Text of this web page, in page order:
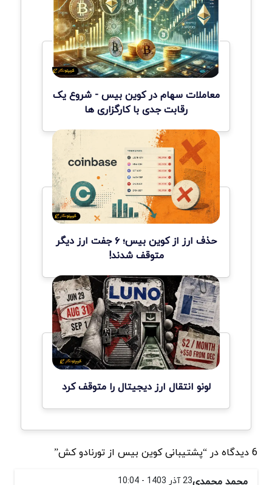
معاملات سهام در کوین بیس - شروع یک
رقابت جدی با کارگزاری ها
حذف ارز از کوین بیس؛ ۶ جفت ارز دیگر
متوقف شدند!
لونو انتقال ارز دیجیتال را متوقف کرد
6 دیدگاه در “پشتیبانی کوین بیس از تورنادو کش”
محمد محمدی23 آذر 1403 - 10:04